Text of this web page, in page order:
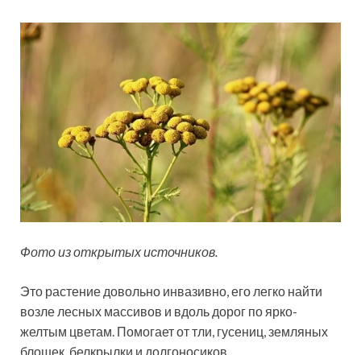
Фото из открытых источников.
Это растение довольно инвазивно, его легко найти
возле лесных массивов и вдоль дорог по ярко-
желтым цветам. Помогает от тли, гусениц, земляных
блошек, белкрылки и долгоносиков.